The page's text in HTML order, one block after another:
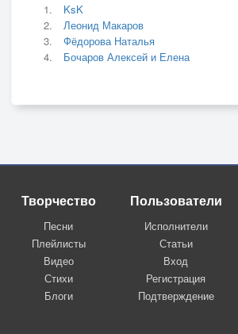
KsK
Леонид Макаров
Фёдорова Наталья
Бочаров Алексей и Елена
Творчество
Песни
Плейлисты
Видео
Стихи
Блоги
Пользователи
Исполнители
Статьи
Вход
Регистрация
Подтверждение